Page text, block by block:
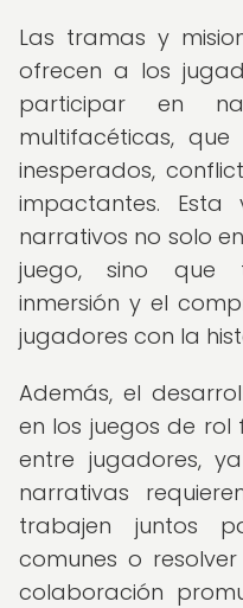
Las tramas y
ofrecen a los
participar en
multifacéticas,
inesperados,
impactantes. Esta
narrativos no solo
juego, sino que
inmersión y el
jugadores con la
Además, el
en los juegos de
entre jugadores,
narrativas
trabajen juntos
comunes o
colaboración